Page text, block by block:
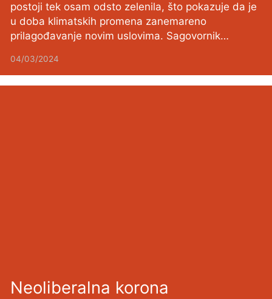
postoji tek osam odsto zelenila, što pokazuje da je
u doba klimatskih promena zanemareno
prilagođavanje novim uslovima. Sagovornik…
04/03/2024
Neoliberalna korona